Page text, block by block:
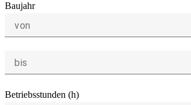
Baujahr
von
bis
Betriebsstunden (h)